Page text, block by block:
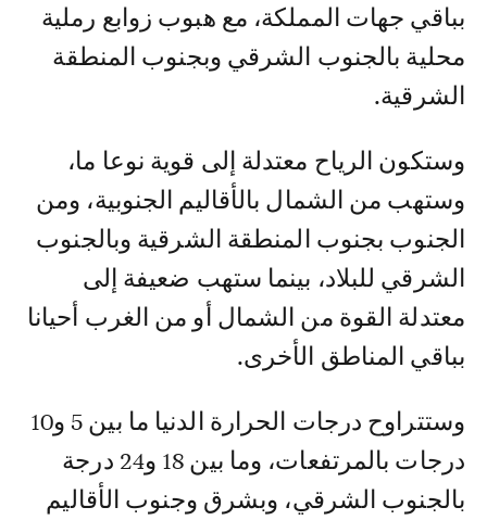
بباقي جهات المملكة، مع هبوب زوابع رملية
محلية بالجنوب الشرقي وبجنوب المنطقة
الشرقية.
وستكون الرياح معتدلة إلى قوية نوعا ما،
وستهب من الشمال بالأقاليم الجنوبية، ومن
الجنوب بجنوب المنطقة الشرقية وبالجنوب
الشرقي للبلاد، بينما ستهب ضعيفة إلى
معتدلة القوة من الشمال أو من الغرب أحيانا
بباقي المناطق الأخرى.
وستتراوح درجات الحرارة الدنيا ما بين 5 و10
درجات بالمرتفعات، وما بين 18 و24 درجة
بالجنوب الشرقي، وبشرق وجنوب الأقاليم